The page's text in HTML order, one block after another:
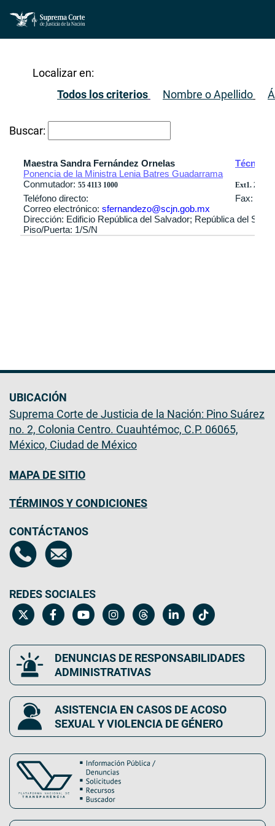
Localizar en:
Todos los criterios
Nombre o Apellido
Buscar:
Maestra Sandra Fernández Ornelas
Técnica
Ponencia de la Ministra Lenia Batres Guadarrama
Conmutador: 55 4113 1000 Ext1. 2904 /
Teléfono directo:
Fax:
Correo electrónico: sfernandezo@scjn.gob.mx
Dirección: Edificio República del Salvador; República del
Piso/Puerta: 1/S/N
UBICACIÓN
Suprema Corte de Justicia de la Nación: Pino Suárez
no. 2, Colonia Centro. Cuauhtémoc, C.P. 06065,
México, Ciudad de México
MAPA DE SITIO
TÉRMINOS Y CONDICIONES
CONTÁCTANOS
REDES SOCIALES
DENUNCIAS DE RESPONSABILIDADES
ADMINISTRATIVAS
ASISTENCIA EN CASOS DE ACOSO
SEXUAL Y VIOLENCIA DE GÉNERO